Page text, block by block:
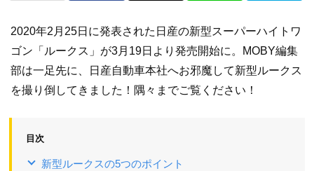
2020年2月25日に発表された日産の新型スーパーハイトワ
ゴン「ルークス」が3月19日より発売開始に。MOBY編集
部は一足先に、日産自動車本社へお邪魔して新型ルークス
を撮り倒してきました！隅々までご覧ください！
目次
新型ルークスの5つのポイント